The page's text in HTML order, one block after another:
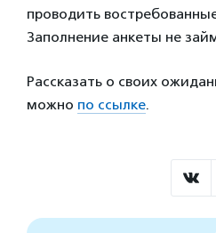
проводить
Заполнение анкеты не
Рассказать о своих
можно по ссылке.